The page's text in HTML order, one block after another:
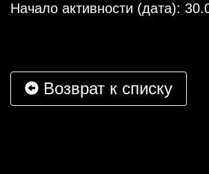
Начало активности (дата):
Возврат к списку